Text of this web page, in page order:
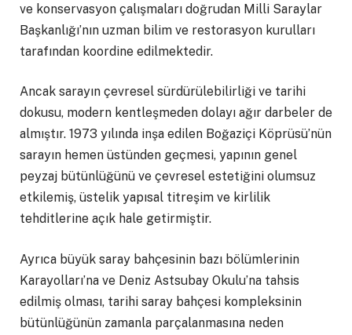
ve konservasyon çalışmaları doğrudan Milli Saraylar
Başkanlığı’nın uzman bilim ve restorasyon kurulları
tarafından koordine edilmektedir.
Ancak sarayın çevresel sürdürülebilirliği ve tarihi
dokusu, modern kentleşmeden dolayı ağır darbeler de
almıştır. 1973 yılında inşa edilen Boğaziçi Köprüsü’nün
sarayın hemen üstünden geçmesi, yapının genel
peyzaj bütünlüğünü ve çevresel estetiğini olumsuz
etkilemiş, üstelik yapısal titreşim ve kirlilik
tehditlerine açık hale getirmiştir.
Ayrıca büyük saray bahçesinin bazı bölümlerinin
Karayolları’na ve Deniz Astsubay Okulu’na tahsis
edilmiş olması, tarihi saray bahçesi kompleksinin
bütünlüğünün zamanla parçalanmasına neden